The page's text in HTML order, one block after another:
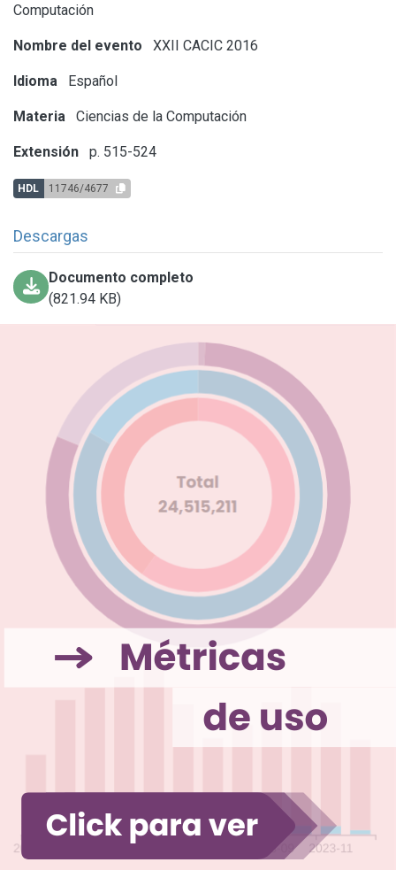
Computación
Nombre del evento XXII CACIC 2016
Idioma Español
Materia Ciencias de la Computación
Extensión p. 515-524
HDL 11746/4677
Descargas
Documento completo
(821.94 KB)